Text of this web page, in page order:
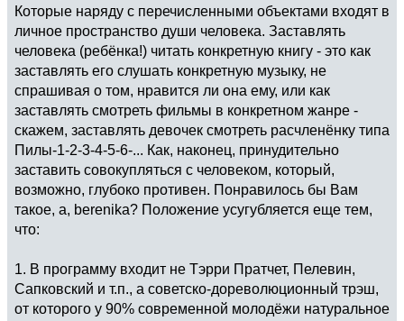
Которые наряду с перечисленными объектами входят в
личное пространство души человека. Заставлять
человека (ребёнка!) читать конкретную книгу - это как
заставлять его слушать конкретную музыку, не
спрашивая о том, нравится ли она ему, или как
заставлять смотреть фильмы в конкретном жанре -
скажем, заставлять девочек смотреть расчленёнку типа
Пилы-1-2-3-4-5-6-... Как, наконец, принудительно
заставить совокупляться с человеком, который,
возможно, глубоко противен. Понравилось бы Вам
такое, а, berenika? Положение усугубляется еще тем,
что:
1. В программу входит не Тэрри Пратчет, Пелевин,
Сапковский и т.п., а советско-дореволюционный трэш,
от которого у 90% современной молодёжи натуральное